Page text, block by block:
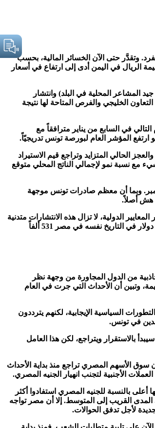
وتقدَّر حتى الآن الخسائر المالية، بحسب
تراجع قيمة الريال في اليمن أدى إلى ارتفاع في أسعار
غالباً ما يعكس بشكلٍ جيد المشاعر المحلية في البلد) وانتشار
الخليجي والفرص المتاحة لها نتيجة
سوق الأسهم في تونس- كما يتبين في الشكل رقم (1)- هبوطاً ملحوظاً في العام التالي في السابع من يناير مترافقاً مع
المؤشر العام لبورصة تونس تدريجيّاً.
الحالي المتزايد وتراجع قيم الاستيراد
إيجابية بعض الشيء مع نسبة نمو لإجمالي الناتج المحلي متوقع
وبما أن معظم صادرات تونس موجهة
هش أصلاً.
الدولية، لا تزال هذه الانتشارات متدنية
بعض الشيء. ففي مطلع ديسمبر 2011، كان المستثمر بعشرة ملايين دولار يتكلّف 275 ألفاً للتأمين من العجز في تونس، فيما كان يتكلف المستثمر بعشرة ملايين دولار في التاريخ نفسه في مصر 531 ألفاً
من الدول المجاورة من وجهة نظر
وتبين أن الأحداث التي جرت في العام
السياسية الإيجابية، لكنهم يترددون
في تونس.
ومع استلام الرئيس ورئيس الوزراء الجديدين مهامهما، مفترضين أنهما سيكملان الانتقال السلس، كان من الممكن التطلع إلى أن انتشار الدين في بداية عام 2012 سيبدأ بالاستقرار ويتراجع، لكن هذا العامل
الأسهم المصري تراجع منذ بداية الأحداث
أعلى بالنسبة للجنيه المصري استفادوا أكثر
المدى القريب إلى المتوسط. إلا أن مصر تواجه